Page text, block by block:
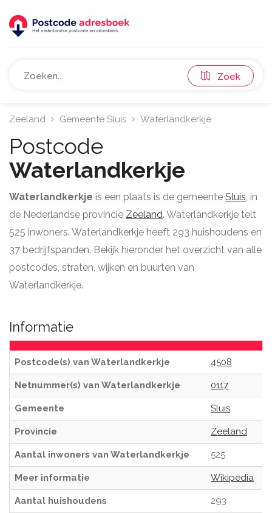
Zoek
Zeeland Gemeente Sluis Waterlandkerkje
Postcode
Waterlandkerkje
Waterlandkerkje is een plaats is de gemeente Sluis, in
de Nederlandse provincie Zeeland. Waterlandkerkje telt
525 inwoners. Waterlandkerkje heeft 293 huishoudens en
37 bedrijfspanden. Bekijk hieronder het overzicht van alle
postcodes, straten, wijken en buurten van
Waterlandkerkje.
Informatie
Postcode(s) van Waterlandkerkje 4508
Netnummer(s) van Waterlandkerkje 0117
Gemeente Sluis
Provincie Zeeland
Aantal inwoners van Waterlandkerkje 525
Meer informatie Wikipedia
Aantal huishoudens 293